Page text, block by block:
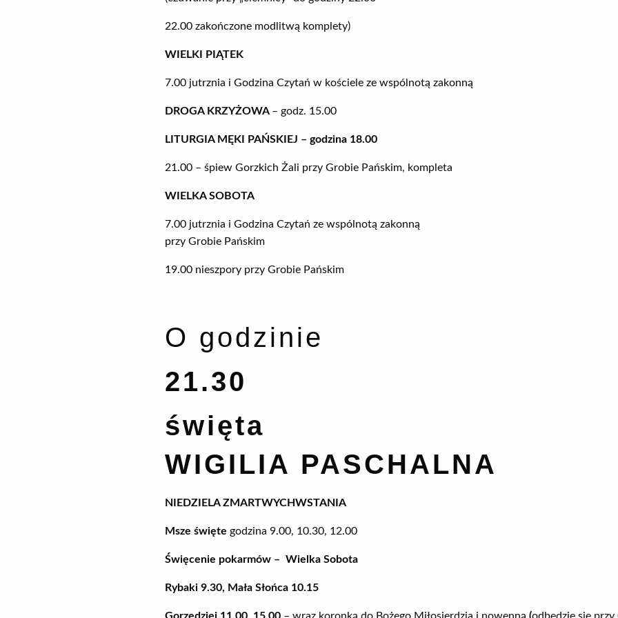
22.00 zakończone modlitwą komplety)
WIELKI PIĄTEK
7.00 jutrznia i Godzina Czytań w kościele ze wspólnotą zakonną
DROGA KRZYŻOWA – godz. 15.00
LITURGIA MĘKI PAŃSKIEJ – godzina 18.00
21.00 – śpiew Gorzkich Żali przy Grobie Pańskim, kompleta
WIELKA SOBOTA
7.00 jutrznia i Godzina Czytań ze wspólnotą zakonną
przy Grobie Pańskim
19.00 nieszpory przy Grobie Pańskim
O godzinie
21.30
święta
WIGILIA PASCHALNA
NIEDZIELA ZMARTWYCHWSTANIA
Msze święte godzina 9.00, 10.30, 12.00
Święcenie pokarmów – Wielka Sobota
Rybaki 9.30, Mała Słońca 10.15